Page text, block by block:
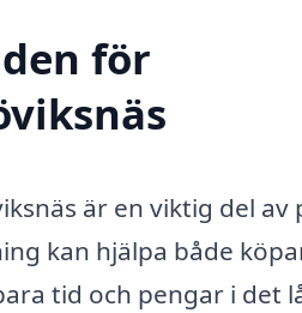
för
är en viktig del av
kan hjälpa både
tid och pengar i det